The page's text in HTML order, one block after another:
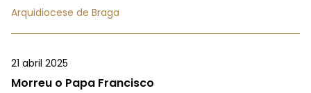
Arquidiocese de Braga
21 abril 2025
Morreu o Papa Francisco